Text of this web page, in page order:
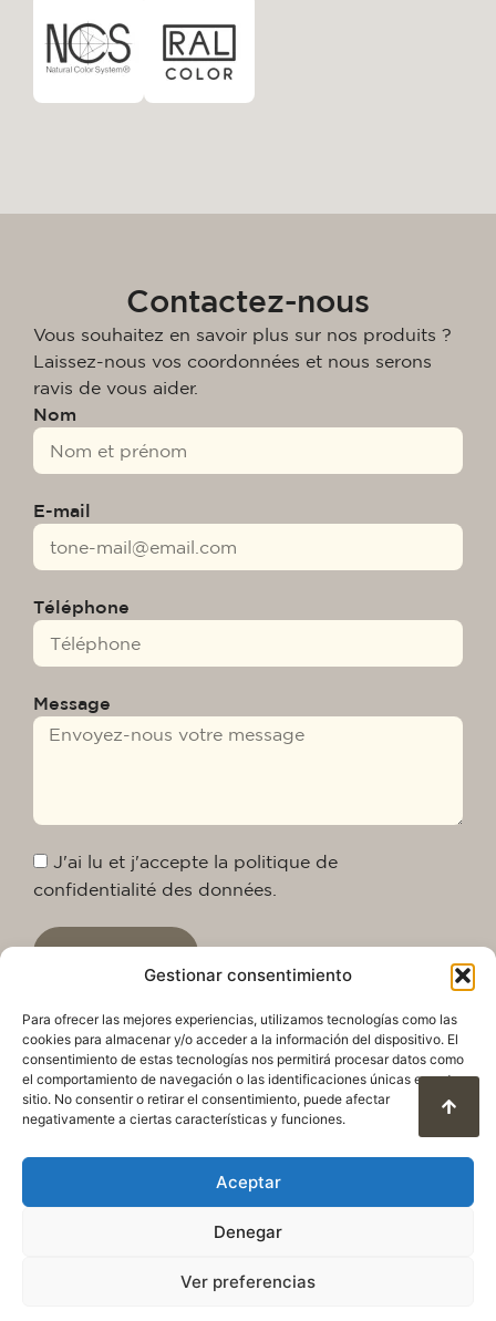
Gestionar consentimiento
Para ofrecer las mejores experiencias, utilizamos tecnologías como las
cookies para almacenar y/o acceder a la información del dispositivo. El
consentimiento de estas tecnologías nos permitirá procesar datos como
el comportamiento de navegación o las identificaciones únicas en este
sitio. No consentir o retirar el consentimiento, puede afectar
negativamente a ciertas características y funciones.
Aceptar
Denegar
Ver preferencias
Contactez-nous
Vous souhaitez en savoir plus sur nos produits ?
Laissez-nous vos coordonnées et nous serons
ravis de vous aider.
Nom
E-mail
Téléphone
Message
J'ai lu et j'accepte la politique de
confidentialité des données.
Politique de confidentialité
Condition d’utilisation et protection des données